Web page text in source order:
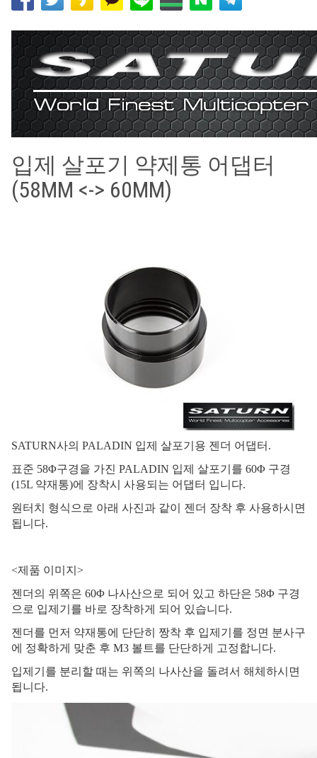
입제 살포기 약제통 어댑터
(58MM <-> 60MM)
SATURN사의 PALADIN 입제 살포기용 젠더 어댑터.
표준 58Φ구경을 가진 PALADIN 입제 살포기를 60Φ 구경
(15L 약재통)에 장착시 사용되는 어댑터 입니다.
원터치 형식으로 아래 사진과 같이 젠더 장착 후 사용하시면
됩니다.
<제품 이미지>
젠더의 위쪽은 60Φ 나사산으로 되어 있고 하단은 58Φ 구경
으로 입제기를 바로 장착하게 되어 있습니다.
젠더를 먼저 약재통에 단단히 짱착 후 입제기를 정면 분사구
에 정확하게 맞춘 후 M3 볼트를 단단하게 고정합니다.
입제기를 분리할 때는 위쪽의 나사산을 돌려서 해체하시면
됩니다.